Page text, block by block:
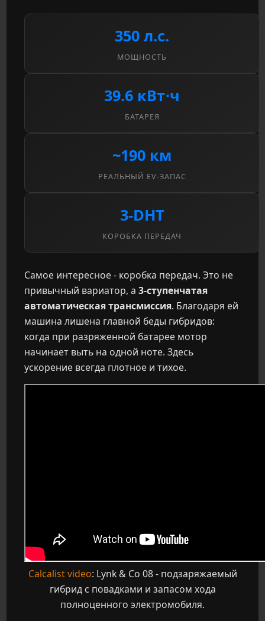
350 л.с.
МОЩНОСТЬ
39.6 кВт⋅ч
БАТАРЕЯ
~190 км
РЕАЛЬНЫЙ EV-ЗАПАС
3-DHT
КОРОБКА ПЕРЕДАЧ
Самое интересное - коробка передач. Это не
привычный вариатор, а 3-ступенчатая
автоматическая трансмиссия. Благодаря ей
машина лишена главной беды гибридов:
когда при разряженной батарее мотор
начинает выть на одной ноте. Здесь
ускорение всегда плотное и тихое.
Calcalist video: Lynk & Co 08 - подзаряжаемый
гибрид с повадками и запасом хода
полноценного электромобиля.